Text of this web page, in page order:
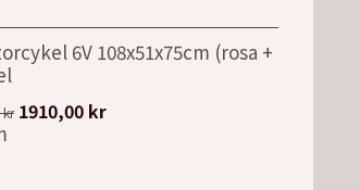
6V 108x51x75cm (rosa +
kr Det
1910,00 kr